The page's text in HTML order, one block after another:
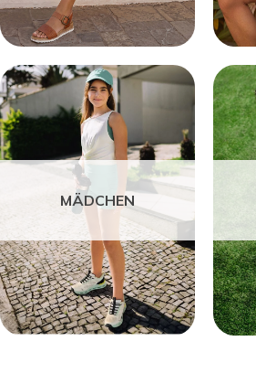
MÄDCHEN